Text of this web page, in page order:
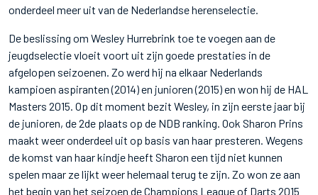
onderdeel meer uit van de Nederlandse herenselectie.
De beslissing om Wesley Hurrebrink toe te voegen aan de
jeugdselectie vloeit voort uit zijn goede prestaties in de
afgelopen seizoenen. Zo werd hij na elkaar Nederlands
kampioen aspiranten (2014) en junioren (2015) en won hij de HAL
Masters 2015. Op dit moment bezit Wesley, in zijn eerste jaar bij
de junioren, de 2de plaats op de NDB ranking. Ook Sharon Prins
maakt weer onderdeel uit op basis van haar presteren. Wegens
de komst van haar kindje heeft Sharon een tijd niet kunnen
spelen maar ze lijkt weer helemaal terug te zijn. Zo won ze aan
het begin van het seizoen de Champions League of Darts 2015